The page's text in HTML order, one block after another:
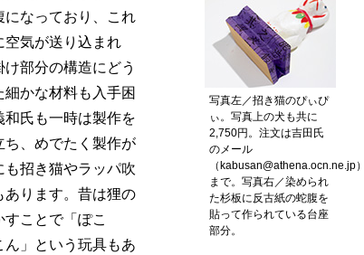
になっており、これ
空気が送り込まれ
部分の構造にどう
かな材料も入手困
氏も一時は製作を
、めでたく製作が
招き猫やラッパ吹
あります。昔は狸の
ことで「ぽこ
」という玩具もあ
写真左／招き猫のぴぃぴ
ぃ。写真上の犬も共に
2,750円。注文は吉田氏
のメール
（kabusan@athena.ocn.ne.jp）
まで。写真右／染められ
た杉板に反古紙の蛇腹を
貼って作られている台座
部分。